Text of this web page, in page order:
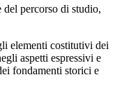
percorso di studio,
elementi costitutivi dei
aspetti espressivi e
fondamenti storici e